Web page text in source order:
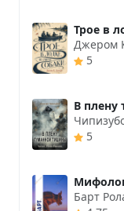
Трое в
Джером
5
В
5
Барт